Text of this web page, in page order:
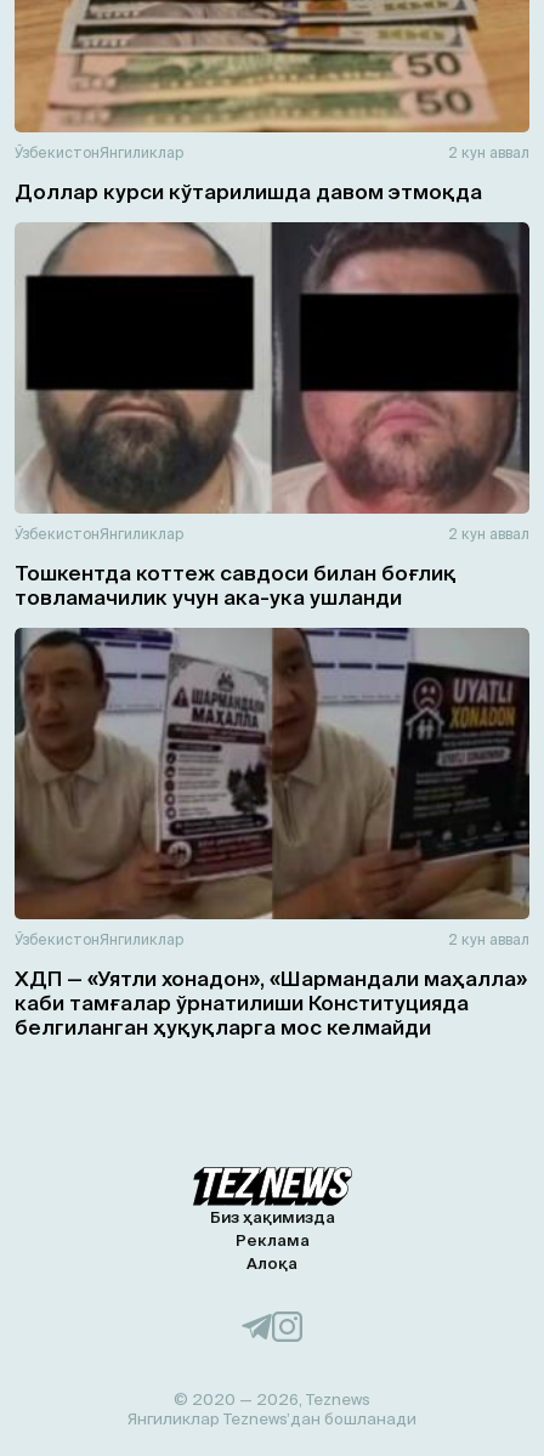
ЎзбекистонЯнгиликлар 2 кун аввал
Доллар курси кўтарилишда давом этмоқда
ЎзбекистонЯнгиликлар 2 кун аввал
Тошкентда коттеж савдоси билан боғлиқ
товламачилик учун ака-ука ушланди
ЎзбекистонЯнгиликлар 2 кун аввал
ХДП — «Уятли хонадон», «Шармандали маҳалла»
каби тамғалар ўрнатилиши Конституцияда
белгиланган ҳуқуқларга мос келмайди
Биз ҳақимизда
Реклама
Алоқа
© 2020 — 2026, Teznews
Янгиликлар Teznews’дан бошланади